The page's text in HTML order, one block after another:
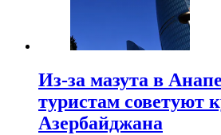
Из-за мазута в
туристам советуют
Азербайджана